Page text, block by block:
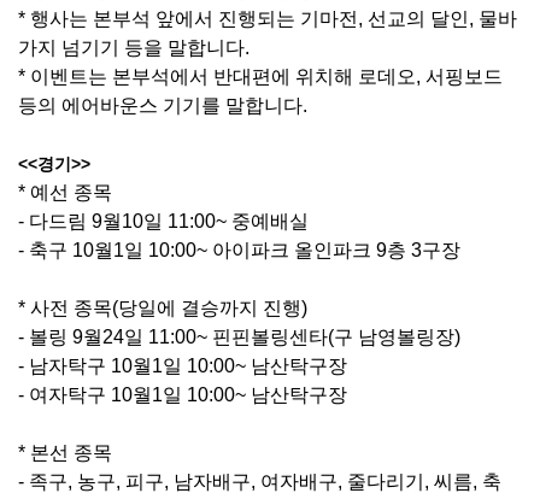
* 행사는 본부석 앞에서 진행되는 기마전, 선교의 달인, 물바
가지 넘기기 등을 말합니다.
* 이벤트는 본부석에서 반대편에 위치해 로데오, 서핑보드
등의 에어바운스 기기를 말합니다.
<<경기>>
* 예선 종목
- 다드림 9월10일 11:00~ 중예배실
- 축구 10월1일 10:00~ 아이파크 올인파크 9층 3구장
* 사전 종목(당일에 결승까지 진행)
- 볼링 9월24일 11:00~ 핀핀볼링센타(구 남영볼링장)
- 남자탁구 10월1일 10:00~ 남산탁구장
- 여자탁구 10월1일 10:00~ 남산탁구장
* 본선 종목
- 족구, 농구, 피구, 남자배구, 여자배구, 줄다리기, 씨름, 축